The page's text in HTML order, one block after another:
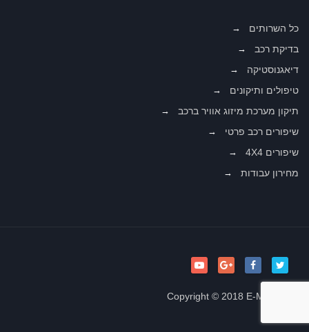
כל השרותים
בדיקת רכב
דיאגנוסטיקה
טיפולים ותיקונים
תיקון מערכת מיזוג אוויר ברכב
שיפורים רכב פרטי
שיפורים 4X4
מחירון עבודות
Copyright © 2018 E-MOTORS